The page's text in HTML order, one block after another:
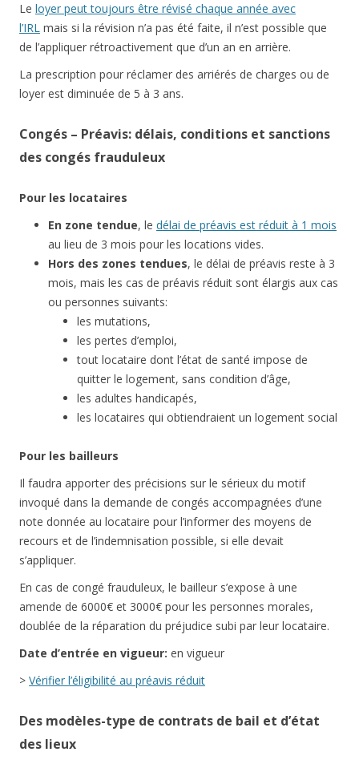
Le loyer peut toujours être révisé chaque année avec
l’IRL mais si la révision n’a pas été faite, il n’est possible que
de l’appliquer rétroactivement que d’un an en arrière.
La prescription pour réclamer des arriérés de charges ou de
loyer est diminuée de 5 à 3 ans.
Congés – Préavis: délais, conditions et sanctions
des congés frauduleux
Pour les locataires
En zone tendue, le délai de préavis est réduit à 1 mois
au lieu de 3 mois pour les locations vides.
Hors des zones tendues, le délai de préavis reste à 3
mois, mais les cas de préavis réduit sont élargis aux cas
ou personnes suivants:
les mutations,
les pertes d’emploi,
tout locataire dont l’état de santé impose de
quitter le logement, sans condition d’âge,
les adultes handicapés,
les locataires qui obtiendraient un logement social
Pour les bailleurs
Il faudra apporter des précisions sur le sérieux du motif
invoqué dans la demande de congés accompagnées d’une
note donnée au locataire pour l’informer des moyens de
recours et de l’indemnisation possible, si elle devait
s’appliquer.
En cas de congé frauduleux, le bailleur s’expose à une
amende de 6000€ et 3000€ pour les personnes morales,
doublée de la réparation du préjudice subi par leur locataire.
Date d’entrée en vigueur: en vigueur
> Vérifier l’éligibilité au préavis réduit
Des modèles-type de contrats de bail et d’état
des lieux